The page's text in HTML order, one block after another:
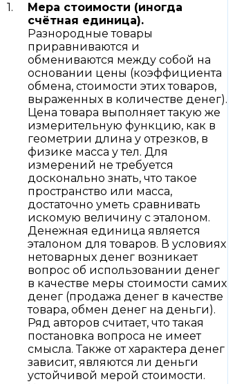
Мера стоимости (иногда
счётная единица).
Разнородные товары
приравниваются и
обмениваются между собой на
основании цены (коэффициента
обмена, стоимости этих товаров,
выраженных в количестве денег).
Цена товара выполняет такую же
измерительную функцию, как в
геометрии длина у отрезков, в
физике масса у тел. Для
измерений не требуется
досконально знать, что такое
пространство или масса,
достаточно уметь сравнивать
искомую величину с эталоном.
Денежная единица является
эталоном для товаров. В условиях
нетоварных денег возникает
вопрос об использовании денег
в качестве меры стоимости самих
денег (продажа денег в качестве
товара, обмен денег на деньги).
Ряд авторов считает, что такая
постановка вопроса не имеет
смысла. Также от характера денег
зависит, являются ли деньги
устойчивой мерой стоимости.